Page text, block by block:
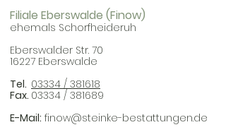
Filiale Eberswalde (Finow)
ehemals Schorfheideruh
Eberswalder Str. 70
16227 Eberswalde
Tel. 03334 / 381618
Fax. 03334 / 381689
E-Mail: finow@steinke-bestattungen.de